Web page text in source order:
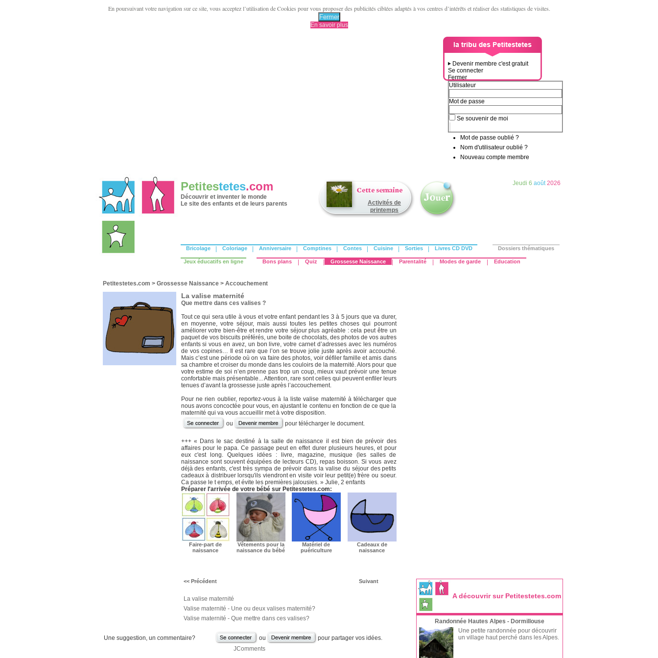
En poursuivant votre navigation sur ce site, vous acceptez l’utilisation de Cookies pour vous proposer des publicités ciblées adaptés à vos centres d’intérêts et réaliser des statistiques de visites.
Fermer
En savoir plus
Devenir membre c'est gratuit
Se connecter
Fermer
Utilisateur
Mot de passe
Se souvenir de moi
Mot de passe oublié ?
Nom d'utilisateur oublié ?
Nouveau compte membre
Petitestetes.com
Découvrir et inventer le monde
Le site des enfants et de leurs parents
Activités de
printemps
Jeudi 6 août2026
Bricolage Coloriage Anniversaire Comptines Contes Cuisine Sorties Livres CD DVD Dossiers thématiques
Jeux éducatifs en ligne Bons plans Quiz Grossesse Naissance Parentalité Modes de garde Education
Petitestetes.com > Grossesse Naissance > Accouchement
La valise maternité
Que mettre dans ces valises ?
Tout ce qui sera utile à vous et votre enfant pendant les 3 à 5 jours que va durer,
en moyenne, votre séjour, mais aussi toutes les petites choses qui pourront
améliorer votre bien-être et rendre votre séjour plus agréable : cela peut être un
paquet de vos biscuits préférés, une boite de chocolats, des photos de vos autres
enfants si vous en avez, un bon livre, votre carnet d’adresses avec les numéros
de vos copines… Il est rare que l’on se trouve jolie juste après avoir accouché.
Mais c’est une période où on va faire des photos, voir défiler famille et amis dans
sa chambre et croiser du monde dans les couloirs de la maternité. Alors pour que
votre estime de soi n’en prenne pas trop un coup, mieux vaut prévoir une tenue
confortable mais présentable... Attention, rare sont celles qui peuvent enfiler leurs
tenues d’avant la grossesse juste après l’accouchement.
Pour ne rien oublier, reportez-vous à la liste valise maternité à télécharger que
nous avons concoctée pour vous, en ajustant le contenu en fonction de ce que la
maternité qui va vous accueillir met à votre disposition.
ou
pour télécharger le document.
+++ « Dans le sac destiné à la salle de naissance il est bien de prévoir des
affaires pour le papa. Ce passage peut en effet durer plusieurs heures, et pour
eux c'est long. Quelques idées : livre, magazine, musique (les salles de
naissance sont souvent équipées de lecteurs CD), repas boisson. Si vous avez
déjà des enfants, c'est très sympa de prévoir dans la valise du séjour des petits
cadeaux à distribuer lorsqu'ils viendront en visite voir leur petit(e) frère ou soeur.
Ca passe le t emps, et évite les premières jalousies. » Julie, 2 enfants
Préparer l'arrivée de votre bébé sur Petitestetes.com:
Faire-part de
naissance
Vêtements pour la
naissance du bébé
Matériel de
puériculture
Cadeaux de
naissance
<< Précédent Suivant
La valise maternité
Valise maternité - Une ou deux valises maternité?
Valise maternité - Que mettre dans ces valises?
Une suggestion, un commentaire? ou
pour partager vos idées.
JComments
A découvrir sur Petitestetes.com
Randonnée Hautes Alpes - Dormillouse
Une petite randonnée pour découvrir
un village haut perché dans les Alpes.